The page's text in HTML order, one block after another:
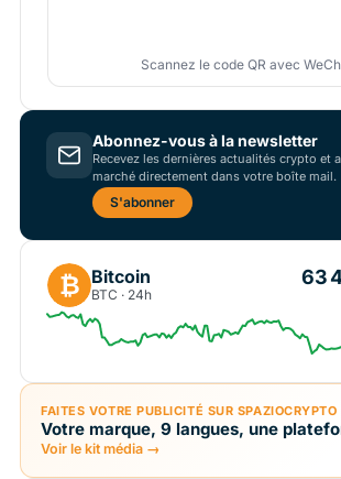
Scannez le code QR avec
Abonnez-vous à la newsletter
Recevez les dernières actualités crypto et
marché directement dans votre boîte mail.
S'abonner
₿ Bitcoin
BTC · 24h
63
FAITES VOTRE PUBLICITÉ SUR SPAZIOCRYPTO
Votre marque, 9 langues, une
Voir le kit média →